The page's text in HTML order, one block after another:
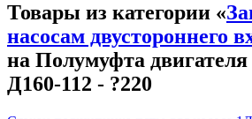
Товары из категории «
насосам двустороннего
на Полумуфта двигателя
Д160-112 - ?220